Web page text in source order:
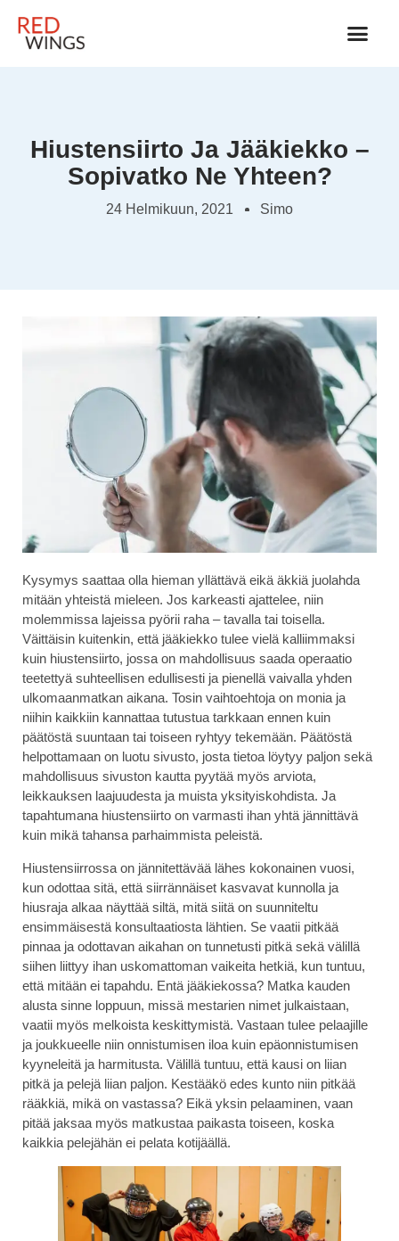
Hiustensiirto Ja Jääkiekko –
Sopivatko Ne Yhteen?
24 Helmikuun, 2021 Simo
Kysymys saattaa olla hieman yllättävä eikä äkkiä juolahda
mitään yhteistä mieleen. Jos karkeasti ajattelee, niin
molemmissa lajeissa pyörii raha – tavalla tai toisella.
Väittäisin kuitenkin, että jääkiekko tulee vielä kalliimmaksi
kuin hiustensiirto, jossa on mahdollisuus saada operaatio
teetettyä suhteellisen edullisesti ja pienellä vaivalla yhden
ulkomaanmatkan aikana. Tosin vaihtoehtoja on monia ja
niihin kaikkiin kannattaa tutustua tarkkaan ennen kuin
päätöstä suuntaan tai toiseen ryhtyy tekemään. Päätöstä
helpottamaan on luotu sivusto, josta tietoa löytyy paljon sekä
mahdollisuus sivuston kautta pyytää myös arviota,
leikkauksen laajuudesta ja muista yksityiskohdista. Ja
tapahtumana hiustensiirto on varmasti ihan yhtä jännittävä
kuin mikä tahansa parhaimmista peleistä.
Hiustensiirrossa on jännitettävää lähes kokonainen vuosi,
kun odottaa sitä, että siirrännäiset kasvavat kunnolla ja
hiusraja alkaa näyttää siltä, mitä siitä on suunniteltu
ensimmäisestä konsultaatiosta lähtien. Se vaatii pitkää
pinnaa ja odottavan aikahan on tunnetusti pitkä sekä välillä
siihen liittyy ihan uskomattoman vaikeita hetkiä, kun tuntuu,
että mitään ei tapahdu. Entä jääkiekossa? Matka kauden
alusta sinne loppuun, missä mestarien nimet julkaistaan,
vaatii myös melkoista keskittymistä. Vastaan tulee pelaajille
ja joukkueelle niin onnistumisen iloa kuin epäonnistumisen
kyyneleitä ja harmitusta. Välillä tuntuu, että kausi on liian
pitkä ja pelejä liian paljon. Kestääkö edes kunto niin pitkää
rääkkiä, mikä on vastassa? Eikä yksin pelaaminen, vaan
pitää jaksaa myös matkustaa paikasta toiseen, koska
kaikkia pelejähän ei pelata kotijäällä.